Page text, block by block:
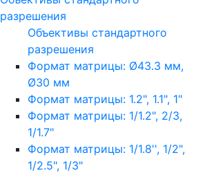
разрешения
Объективы стандартного
разрешения
Формат матрицы: Ø43.3 мм,
Ø30 мм
Формат матрицы: 1.2", 1.1", 1"
Формат матрицы: 1/1.2", 2/3,
1/1.7"
Формат матрицы: 1/1.8'', 1/2",
1/2.5", 1/3"